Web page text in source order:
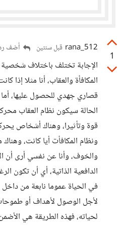
1
rana_512 قبل سنتين أضف
الإجابة تختلف باختلاف
المكافأة والعقاب، أنا مثلا إذا
قصاري جهدي للحصول عليها،
الحالة سيكون نظام العقاب
قوة وتأثيرا، وهناك أشخاص
ونظام المكافأت أيا كانت،
والخوف، وأنا عن نفسي أرى أن
الدافعية الذاتية، أي أن تكون
في الحياة عموما نابعة من
لأجل الوصول لأهداف أو
لحياته، فهذه الطريقة هي